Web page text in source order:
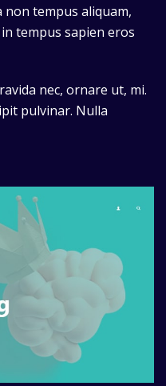
non tempus aliquam,
tempus sapien eros
nec, ornare ut, mi.
pulvinar. Nulla